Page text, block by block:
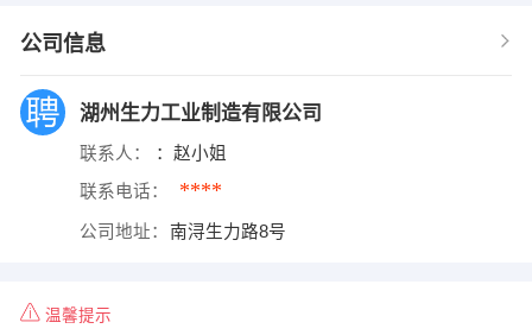
公司信息
湖州生力工业制造有限公司
联系人： ：赵小姐
联系电话： ****
公司地址： 南浔生力路8号
温馨提示